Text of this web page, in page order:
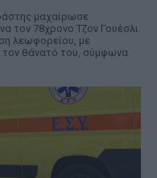
μαχαίρωσε
τον 78χρονο Τζον Γουέσλι
λεωφορείου, με
θάνατό του, σύμφωνα